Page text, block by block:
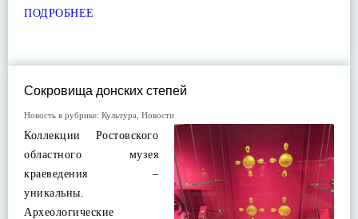
ПОДРОБНЕЕ
Сокровища донских степей
Новость в рубрике: Культура Новости
Коллекции Ростовского
областного музея
краеведения –
уникальны.
Археологические